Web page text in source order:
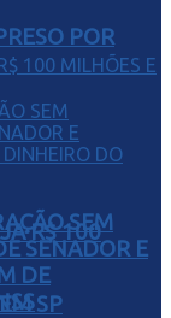
R$ 100
SP
POR
SEM
SENADOR E
DE